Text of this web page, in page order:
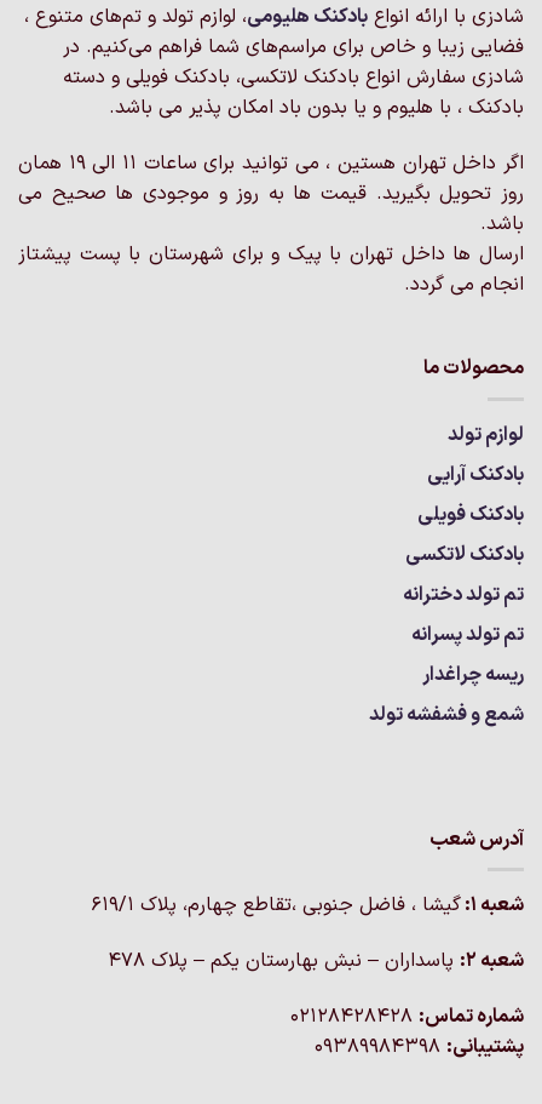
شادزی با ارائه انواع بادکنک‌ هلیومی، لوازم تولد و تم‌های متنوع ،
فضایی زیبا و خاص برای مراسم‌های شما فراهم می‌کنیم. در
شادزی سفارش انواع بادکنک لاتکسی، بادکنک فویلی و دسته
بادکنک ، با هلیوم و یا بدون باد امکان پذیر می باشد.
اگر داخل تهران هستین ، می توانید برای ساعات 11 الی 19 همان
روز تحویل بگیرید. قیمت ها به روز و موجودی ها صحیح می
باشد.
ارسال ها داخل تهران با پیک و برای شهرستان با پست پیشتاز
انجام می گردد.
محصولات ما
لوازم تولد
بادکنک آرایی
بادکنک فویلی
بادکنک لاتکسی
تم تولد دخترانه
تم تولد پسرانه
ریسه چراغدار
شمع و فشفشه تولد
آدرس شعب
شعبه 1:
گيشا ، فاضل جنوبی ،تقاطع چهارم، پلاک 619/1
شعبه 2:
پاسداران – نبش بهارستان یکم – پلاک ۴۷۸
شماره تماس:
پشتیبانی: